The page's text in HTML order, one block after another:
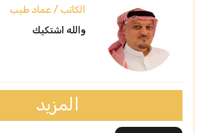
الكاتب / عماد طيب
والله اشتكيك
المزيد